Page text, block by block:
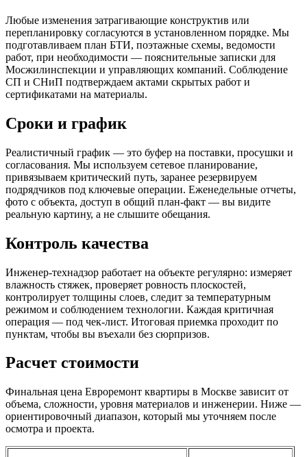
Любые изменения затрагивающие конструктив или
перепланировку согласуются в установленном порядке. Мы
подготавливаем план БТИ, поэтажные схемы, ведомости
работ, при необходимости — пояснительные записки для
Мосжилинспекции и управляющих компаний. Соблюдение
СП и СНиП подтверждаем актами скрытых работ и
сертификатами на материалы.
Сроки и график
Реалистичный график — это буфер на поставки, просушки и
согласования. Мы используем сетевое планирование,
привязываем критический путь, заранее резервируем
подрядчиков под ключевые операции. Еженедельные отчеты,
фото с объекта, доступ в общий план‑факт — вы видите
реальную картину, а не слышите обещания.
Контроль качества
Инженер‑технадзор работает на объекте регулярно: измеряет
влажность стяжек, проверяет ровность плоскостей,
контролирует толщины слоев, следит за температурным
режимом и соблюдением технологии. Каждая критичная
операция — под чек‑лист. Итоговая приемка проходит по
пунктам, чтобы вы въехали без сюрпризов.
Расчет стоимости
Финальная цена Евроремонт квартиры в Москве зависит от
объема, сложности, уровня материалов и инженерии. Ниже —
ориентировочный диапазон, который мы уточняем после
осмотра и проекта.